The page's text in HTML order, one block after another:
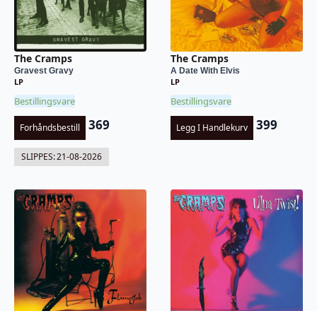
The Cramps
Gravest Gravy
LP
Bestillingsvare
Forhåndsbestill 369
SLIPPES:21-08-2026
The Cramps
A Date With Elvis
LP
Bestillingsvare
Legg I Handlekurv 399